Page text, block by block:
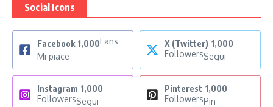
Social Icons
Facebook 1,000Fans
Mi piace
X (Twitter) 1,000
FollowersSegui
Instagram 1,000
FollowersSegui
Pinterest 1,000
FollowersPin